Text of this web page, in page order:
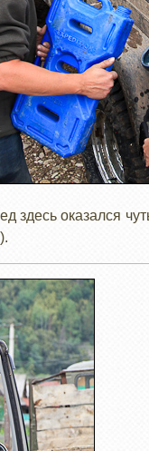
здесь оказался